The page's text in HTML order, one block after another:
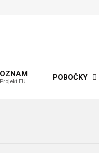
OZNAM
Projekt EU POBOČKY